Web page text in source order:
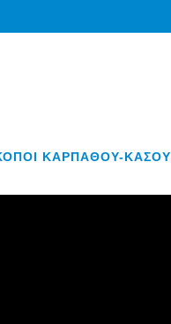
ΚΑΡΠΑΘΟΥ-ΚΑΣΟΥ